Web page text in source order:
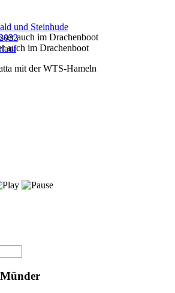
auch im Drachenboot
mit der WTS-Hameln
und Steinhude